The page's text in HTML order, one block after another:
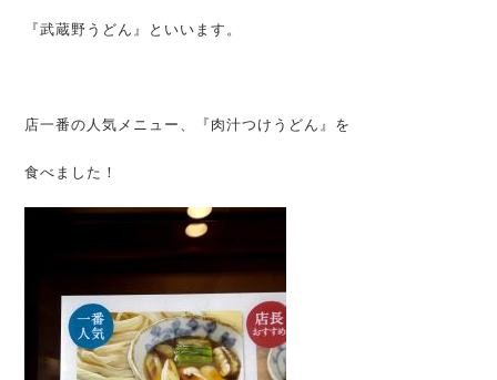
『武蔵野うどん』といいます。
店一番の人気メニュー、『肉汁つけうどん』を
食べました！